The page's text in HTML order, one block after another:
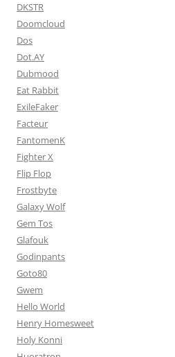
DKSTR
Doomcloud
Dos
Dot.AY
Dubmood
Eat Rabbit
ExileFaker
Facteur
FantomenK
Fighter X
Flip Flop
Frostbyte
Galaxy Wolf
Gem Tos
Glafouk
Godinpants
Goto80
Gwem
Hello World
Henry Homesweet
Holy Konni